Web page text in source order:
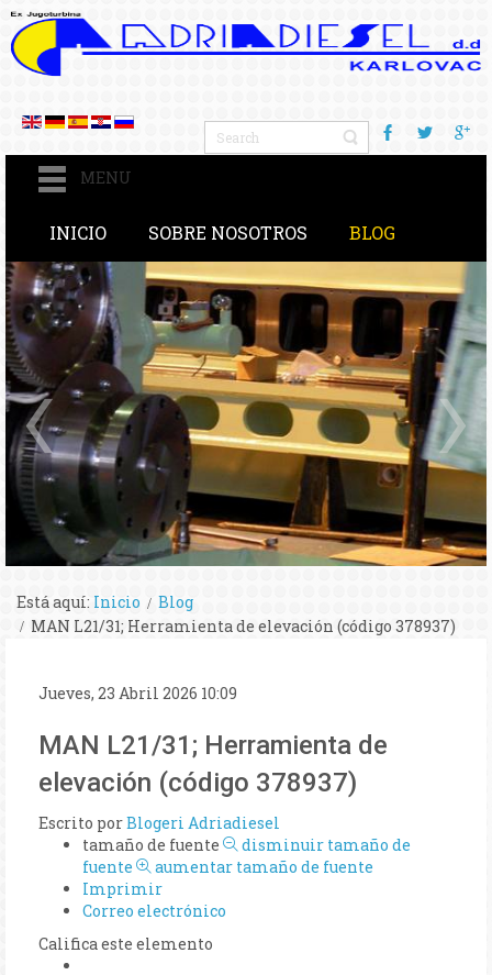
MENU
INICIO SOBRE NOSOTROS BLOG
Está aquí: Inicio
Blog
MAN L21/31; Herramienta de elevación (código 378937)
Jueves, 23 Abril 2026 10:09
MAN L21/31; Herramienta de
elevación (código 378937)
Escrito porBlogeri Adriadiesel
tamaño de fuente
disminuir tamaño de
fuente
aumentar tamaño de fuente
Imprimir
Correo electrónico
Califica este elemento